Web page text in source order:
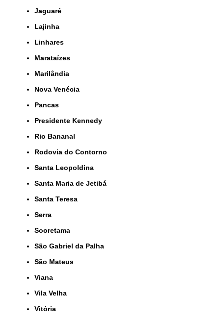
Jaguaré
Lajinha
Linhares
Marataízes
Marilândia
Nova Venécia
Pancas
Presidente Kennedy
Rio Bananal
Rodovia do Contorno
Santa Leopoldina
Santa Maria de Jetibá
Santa Teresa
Serra
Sooretama
São Gabriel da Palha
São Mateus
Viana
Vila Velha
Vitória